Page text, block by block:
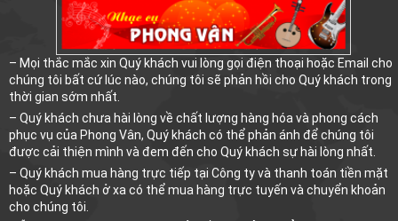
– Mọi thắc mắc xin Quý khách vui lòng gọi điện thoại hoặc Email cho
chúng tôi bất cứ lúc nào, chúng tôi sẽ phản hồi cho Quý khách trong
thời gian sớm nhất.
– Quý khách chưa hài lòng về chất lượng hàng hóa và phong cách
phục vụ của Phong Vân, Quý khách có thể phản ánh để chúng tôi
được cải thiện mình và đem đến cho Quý khách sự hài lòng nhất.
– Quý khách mua hàng trực tiếp tại Công ty và thanh toán tiền mặt
hoặc Quý khách ở xa có thể mua hàng trực tuyến và chuyển khoản
cho chúng tôi.